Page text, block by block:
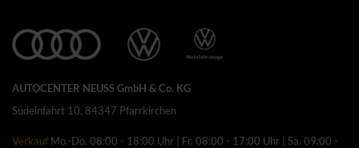
AUTOCENTER NEUSS GmbH & Co. KG
Südeinfahrt 10, 84347 Pfarrkirchen
Verkauf Mo.-Do. 08:00 - 18:00 Uhr | Fr. 08:00 - 17:00 Uhr | Sa. 09:00 -